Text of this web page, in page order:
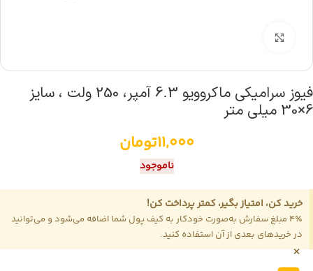
فیوز سرامیکی ماکروویو 6.3 آمپر، 250 ولت ، سایز
6×30 میلی متر
11,000تومان
ناموجود
خرید کن، امتیاز بگیر، کمتر پرداخت کن!
4٪ مبلغ سفارش به‌صورت خودکار به کیف پول شما اضافه می‌شود و می‌توانید
در خریدهای بعدی از آن استفاده کنید.
×